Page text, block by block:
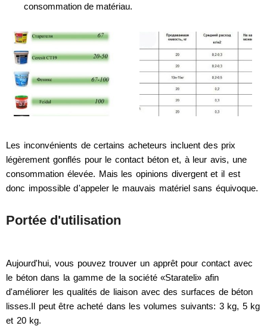
consommation de matériau.
Les inconvénients de certains acheteurs incluent des prix
légèrement gonflés pour le contact béton et, à leur avis, une
consommation élevée. Mais les opinions divergent et il est
donc impossible d'appeler le mauvais matériel sans équivoque.
Portée d'utilisation
Aujourd'hui, vous pouvez trouver un apprêt pour contact avec
le béton dans la gamme de la société «Starateli» afin
d'améliorer les qualités de liaison avec des surfaces de béton
lisses.Il peut être acheté dans les volumes suivants: 3 kg, 5 kg
et 20 kg.